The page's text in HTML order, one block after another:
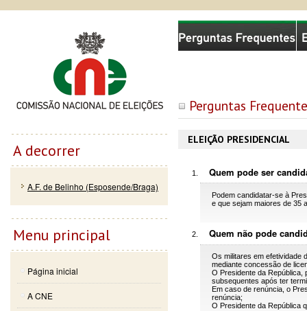
Perguntas
ELEIÇÃO PRESIDENCIAL
Quem pode ser
Podem candidatar-se à
e que sejam maiores de 35
Quem não pode
Os militares em efetividade
mediante concessão de
O Presidente da República,
subsequentes após ter
Em caso de renúncia, o
renúncia;
O Presidente da República
Comissão Nacional de Eleições
A decorrer
A.F. de Belinho (Esposende/Braga)
Menu principal
Página inicial
A CNE